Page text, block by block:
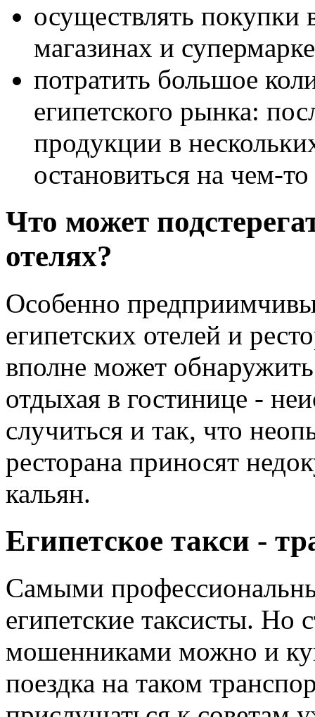
осуществлять покупки
магазинах и
потратить большое
египетского рынка:
продукции в
остановиться на чем-
Что может
отелях?
Особенно
египетских отелей и
вполне может
отдыхая в гостинице -
случиться и так, что
ресторана приносят
кальян.
Египетское такси -
Самыми
египетские таксисты. Но
мошенниками можно и
поездка на таком